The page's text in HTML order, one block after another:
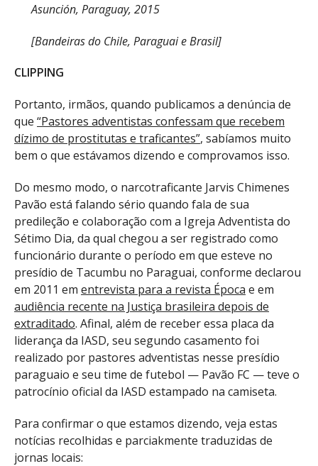
Asunción, Paraguay, 2015
[Bandeiras do Chile, Paraguai e Brasil]
CLIPPING
Portanto, irmãos, quando publicamos a denúncia de
que “Pastores adventistas confessam que recebem
dízimo de prostitutas e traficantes”, sabíamos muito
bem o que estávamos dizendo e comprovamos isso.
Do mesmo modo, o narcotraficante Jarvis Chimenes
Pavão está falando sério quando fala de sua
predileção e colaboração com a Igreja Adventista do
Sétimo Dia, da qual chegou a ser registrado como
funcionário durante o período em que esteve no
presídio de Tacumbu no Paraguai, conforme declarou
em 2011 em entrevista para a revista Época e em
audiência recente na Justiça brasileira depois de
extraditado. Afinal, além de receber essa placa da
liderança da IASD, seu segundo casamento foi
realizado por pastores adventistas nesse presídio
paraguaio e seu time de futebol — Pavão FC — teve o
patrocínio oficial da IASD estampado na camiseta.
Para confirmar o que estamos dizendo, veja estas
notícias recolhidas e parciakmente traduzidas de
jornas locais: